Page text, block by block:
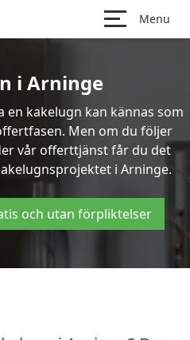
Menu
i Arninge
kakelugn kan kännas som
Men om du följer
vår offerttjänst får du det
i Arninge.
och utan förpliktelser